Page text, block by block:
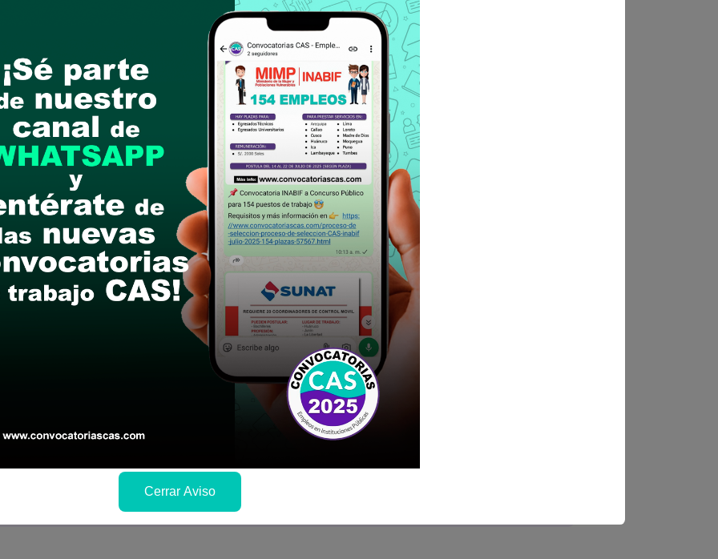
del 2025
de Expedientes o Currículo Vitae documentado físicamente en Mesa de
horas y de 14:30 pm. a 18:00 horas).
si cumples con los requisitos para el puesto
y presentalo en la fechas y por los medios que indica las bases
Cerrar Aviso